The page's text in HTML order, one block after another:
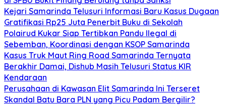
Kejari Samarinda Telusuri Informasi Baru Kasus Dugaan
Gratifikasi Rp25 Juta Penerbit Buku di Sekolah
Polairud Kukar Siap Tertibkan Pandu Ilegal di
Sebemban, Koordinasi dengan KSOP Samarinda
Kasus Truk Maut Ring Road Samarinda Ternyata
Berakhir Damai, Dishub Masih Telusuri Status KIR
Kendaraan
Perusahaan di Kawasan Elit Samarinda Ini Terseret
Skandal Batu Bara PLN yang Picu Padam Bergilir?